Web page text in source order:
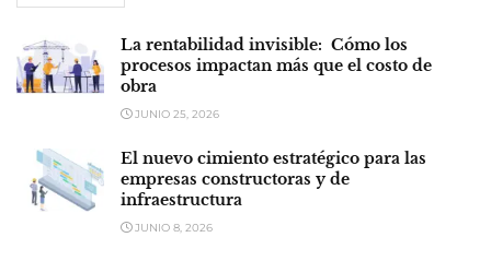
La rentabilidad invisible: Cómo los
procesos impactan más que el costo de
obra
JUNIO 25, 2026
El nuevo cimiento estratégico para las
empresas constructoras y de
infraestructura
JUNIO 8, 2026